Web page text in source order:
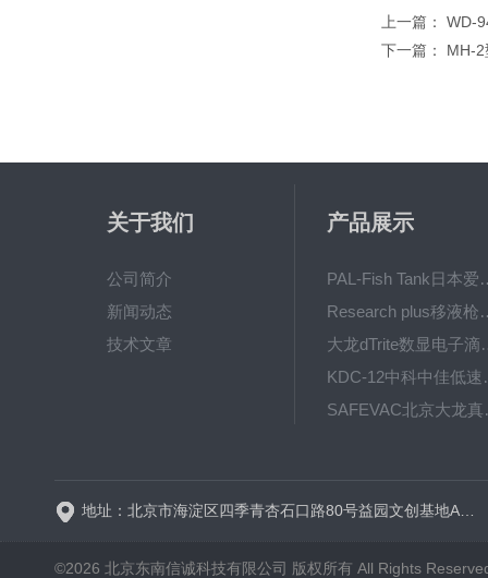
上一篇： WD-
下一篇： MH-
关于我们
公司简介
新闻动态
技术文章
产品展示
PAL-Fish Tank
Research plus
大龙dTrite
KDC-
©2026 北京东南信诚科技有限公司 版权所有 All Rights